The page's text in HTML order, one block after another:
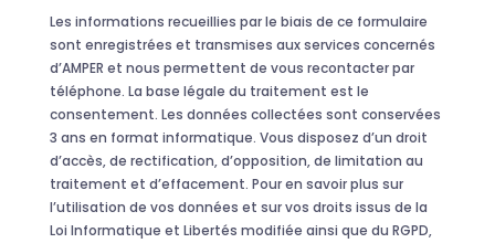
Les informations recueillies par le biais de ce formulaire
sont enregistrées et transmises aux services concernés
d’AMPER et nous permettent de vous recontacter par
téléphone. La base légale du traitement est le
consentement. Les données collectées sont conservées
3 ans en format informatique. Vous disposez d’un droit
d’accès, de rectification, d’opposition, de limitation au
traitement et d’effacement. Pour en savoir plus sur
l’utilisation de vos données et sur vos droits issus de la
Loi Informatique et Libertés modifiée ainsi que du RGPD,